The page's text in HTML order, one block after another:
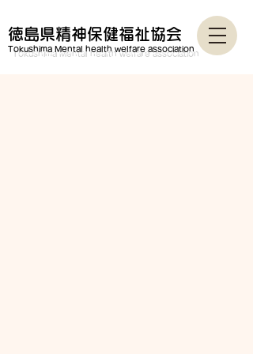
徳島県精神保健福祉協会
Tokushima Mental health welfare association